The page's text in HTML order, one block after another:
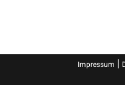
Impressum |